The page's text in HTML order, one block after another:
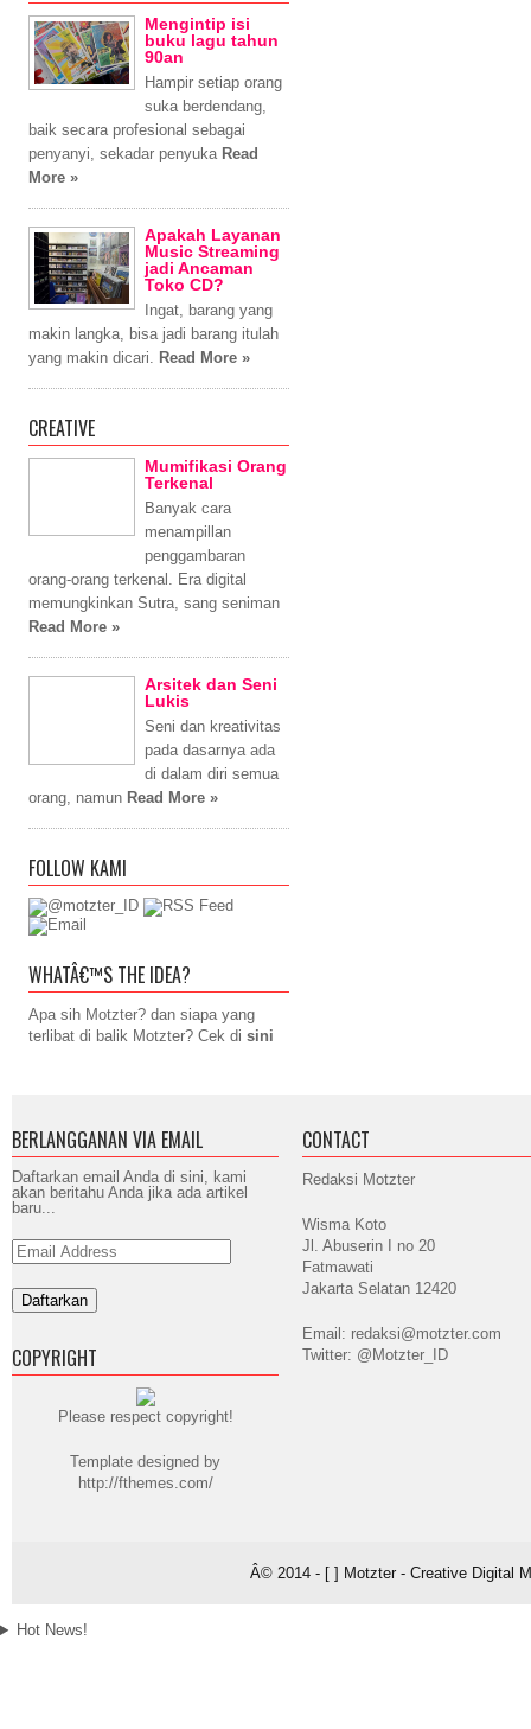
Mengintip isi
buku lagu tahun
90an
Hampir setiap orang
suka berdendang,
baik secara profesional sebagai
penyanyi, sekadar penyuka Read
More »
Apakah Layanan
Music Streaming
jadi Ancaman
Toko CD?
Ingat, barang yang
makin langka, bisa jadi barang itulah
yang makin dicari. Read More »
CREATIVE
Mumifikasi Orang
Terkenal
Banyak cara
menampillan
penggambaran
orang-orang terkenal. Era digital
memungkinkan Sutra, sang seniman
Read More »
Arsitek dan Seni
Lukis
Seni dan kreativitas
pada dasarnya ada
di dalam diri semua
orang, namun Read More »
FOLLOW KAMI
WHATÂ€™S THE IDEA?
Apa sih Motzter? dan siapa yang
terlibat di balik Motzter? Cek di sini
BERLANGGANAN VIA EMAIL
Daftarkan email Anda di sini, kami
akan beritahu Anda jika ada artikel
baru...
Email
Address
COPYRIGHT
Please respect copyright!
Template designed by
http://fthemes.com/
CONTACT
Redaksi Motzter
Wisma Koto
Jl. Abuserin I no 20
Fatmawati
Jakarta Selatan 12420
Email: redaksi@motzter.com
Twitter: @Motzter_ID
Â© 2014 - [ ] Motzter - Creative Digital
Hot News!